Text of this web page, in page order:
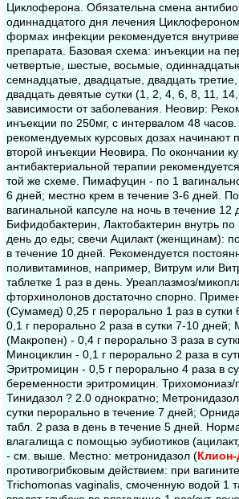
Циклоферона. Обязательна смена
одиннадцатого дня лечения
формах инфекции рекомендуется
препарата. Базовая схема: инъекции на
четвертые, шестые, восьмые,
семнадцатые, двадцатые, двадцать
двадцать девятые сутки (1, 2, 4, 6, 8, 11,
зависимости от заболевания. Неовир:
инъекции по 250мг, с интервалом 48 часов.
рекомендуемых курсовых дозах начинают
второй инъекции Неовира. По окончании
антибактериальной терапии
той же схеме. Пимафуцин - по 1
6 дней; местно крем в течение 3-6 дней.
вагинальной капсуле на ночь в течение 12
Бифидобактерин, Лактобактерин внутрь
день до еды; свечи Ацилакт (женщинам):
в течение 10 дней. Рекомендуется
поливитаминов, например, Витрум или
таблетке 1 раз в день. Уреаплазмоз/
фторхинолонов достаточно спорно.
(Сумамед) 0,25 г перорально 1 раз в сутки
0,1 г перорально 2 раза в сутки 7-10 дней;
(Макропен) - 0,4 г перорально 3 раза в
Миноциклин - 0,1 г перорально 2 раза в
Эритромицин - 0,5 г перорально 4 раза в
беременности эритромицин. Трихомониаз/
Тинидазол ? 2.0 однократно;
сутки перорально в течение 7 дней;
табл. 2 раза в день в течение 5 дней.
влагалища с помощью эубиотиков
- см. выше. Местно: метронидазол (
противогрибковым действием: при
Trichomonas vaginalis, смоченную водой 1